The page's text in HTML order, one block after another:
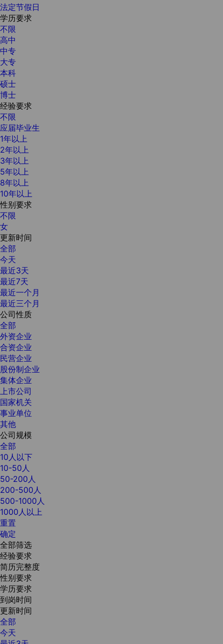
法定节假日
学历要求
不限
高中
中专
大专
本科
硕士
博士
经验要求
不限
应届毕业生
1年以上
2年以上
3年以上
5年以上
8年以上
10年以上
性别要求
不限
女
更新时间
全部
今天
最近3天
最近7天
最近一个月
最近三个月
公司性质
全部
外资企业
合资企业
民营企业
股份制企业
集体企业
上市公司
国家机关
事业单位
其他
公司规模
全部
10人以下
10-50人
50-200人
200-500人
500-1000人
1000人以上
重置
确定
全部筛选
经验要求
简历完整度
性别要求
学历要求
到岗时间
更新时间
全部
今天